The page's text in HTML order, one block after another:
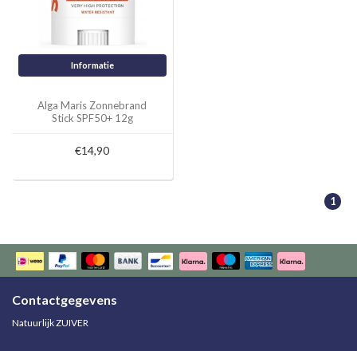
Informatie
Alga Maris Zonnebrand
Stick SPF50+ 12g
€14,90
1
Contactgegevens
Natuurlijk ZUIVER